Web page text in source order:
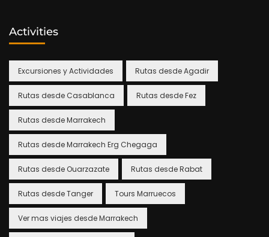
Activities
Excursiones y Actividades Rutas desde Agadir
Rutas desde Casablanca Rutas desde Fez
Rutas desde Marrakech
Rutas desde Marrakech Erg Chegaga
Rutas desde Ouarzazate Rutas desde Rabat
Rutas desde Tanger Tours Marruecos
Ver mas viajes desde Marrakech